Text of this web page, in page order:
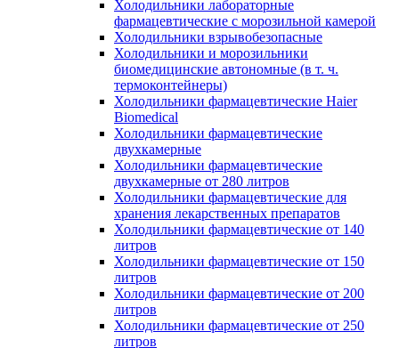
Холодильники лабораторные
фармацевтические с морозильной камерой
Холодильники взрывобезопасные
Холодильники и морозильники
биомедицинские автономные (в т. ч.
термоконтейнеры)
Холодильники фармацевтические Haier
Biomedical
Холодильники фармацевтические
двухкамерные
Холодильники фармацевтические
двухкамерные от 280 литров
Холодильники фармацевтические для
хранения лекарственных препаратов
Холодильники фармацевтические от 140
литров
Холодильники фармацевтические от 150
литров
Холодильники фармацевтические от 200
литров
Холодильники фармацевтические от 250
литров